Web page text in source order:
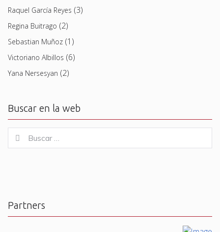
Raquel García Reyes (3)
Regina Buitrago (2)
Sebastian Muñoz (1)
Victoriano Albillos (6)
Yana Nersesyan (2)
Buscar en la web
for:
Buscar
Partners